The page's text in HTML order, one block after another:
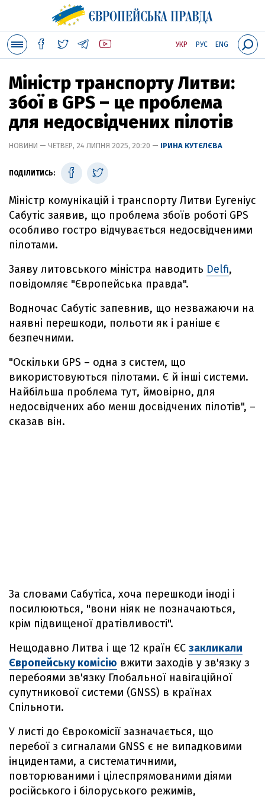
УКР РУС ENG
Міністр транспорту Литви:
збої в GPS – це проблема
для недосвідчених пілотів
НОВИНИ — ЧЕТВЕР, 24 ЛИПНЯ 2025, 20:20 — ІРИНА КУТЄЛЄВА
ПОДІЛИТИСЬ:
Міністр комунікацій і транспорту Литви Еугеніус
Сабутіс заявив, що проблема збоїв роботі GPS
особливо гостро відчувається недосвідченими
пілотами.
Заяву литовського міністра наводить Delfi,
повідомляє "Європейська правда".
Водночас Сабутіс запевнив, що незважаючи на
наявні перешкоди, польоти як і раніше є
безпечними.
"Оскільки GPS – одна з систем, що
використовуються пілотами. Є й інші системи.
Найбільша проблема тут, ймовірно, для
недосвідчених або менш досвідчених пілотів", –
сказав він.
За словами Сабутіса, хоча перешкоди іноді і
посилюються, "вони ніяк не позначаються,
крім підвищеної дратівливості".
Нещодавно Литва і ще 12 країн ЄС закликали
Європейську комісію вжити заходів у зв'язку з
перебоями зв'язку Глобальної навігаційної
супутникової системи (GNSS) в країнах
Спільноти.
У листі до Єврокомісії зазначається, що
перебої з сигналами GNSS є не випадковими
інцидентами, а систематичними,
повторюваними і цілеспрямованими діями
російського і білоруського режимів,